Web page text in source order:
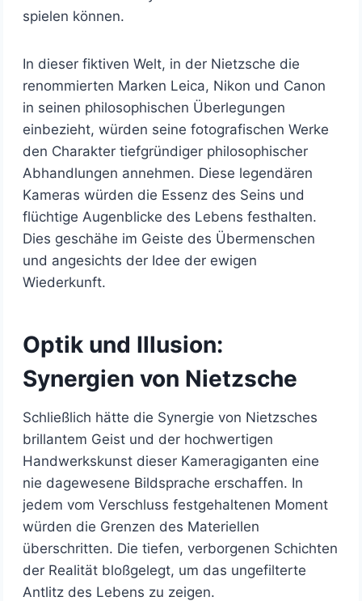
spielen können.
In dieser fiktiven Welt, in der Nietzsche die
renommierten Marken Leica, Nikon und Canon
in seinen philosophischen Überlegungen
einbezieht, würden seine fotografischen Werke
den Charakter tiefgründiger philosophischer
Abhandlungen annehmen. Diese legendären
Kameras würden die Essenz des Seins und
flüchtige Augenblicke des Lebens festhalten.
Dies geschähe im Geiste des Übermenschen
und angesichts der Idee der ewigen
Wiederkunft.
Optik und Illusion:
Synergien von Nietzsche
Schließlich hätte die Synergie von Nietzsches
brillantem Geist und der hochwertigen
Handwerkskunst dieser Kameragiganten eine
nie dagewesene Bildsprache erschaffen. In
jedem vom Verschluss festgehaltenen Moment
würden die Grenzen des Materiellen
überschritten. Die tiefen, verborgenen Schichten
der Realität bloßgelegt, um das ungefilterte
Antlitz des Lebens zu zeigen.